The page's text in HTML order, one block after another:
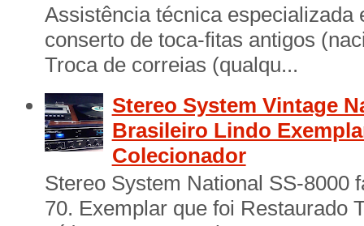
Assistência técnica especializada
conserto de toca-fitas antigos
Troca de correias (qualqu...
Stereo System Vintage
Brasileiro Lindo
Colecionador
Stereo System National SS-8000
70. Exemplar que foi Restaurado